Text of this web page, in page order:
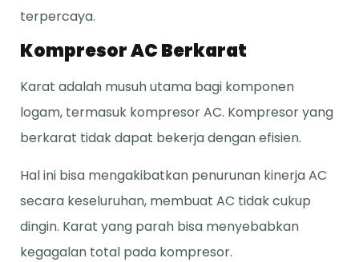
terpercaya.
Kompresor AC Berkarat
Karat adalah musuh utama bagi komponen
logam, termasuk kompresor AC. Kompresor yang
berkarat tidak dapat bekerja dengan efisien.
Hal ini bisa mengakibatkan penurunan kinerja AC
secara keseluruhan, membuat AC tidak cukup
dingin. Karat yang parah bisa menyebabkan
kegagalan total pada kompresor.